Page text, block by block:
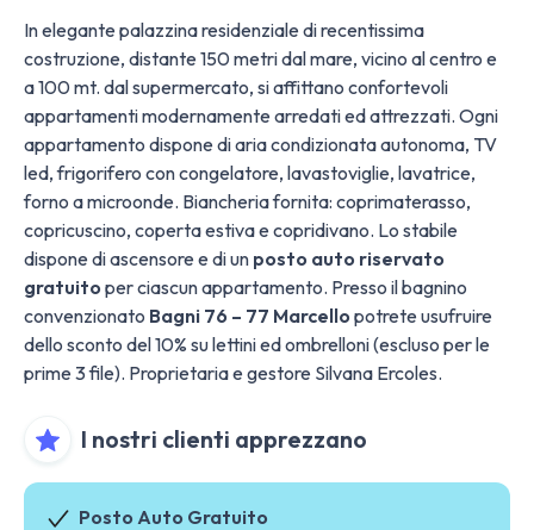
In elegante palazzina residenziale di recentissima
costruzione, distante 150 metri dal mare, vicino al centro e
a 100 mt. dal supermercato, si affittano confortevoli
appartamenti modernamente arredati ed attrezzati. Ogni
appartamento dispone di aria condizionata autonoma, TV
led, frigorifero con congelatore, lavastoviglie, lavatrice,
forno a microonde. Biancheria fornita: coprimaterasso,
copricuscino, coperta estiva e copridivano. Lo stabile
dispone di ascensore e di un posto auto riservato
gratuito per ciascun appartamento. Presso il bagnino
convenzionato Bagni 76 – 77 Marcello potrete usufruire
dello sconto del 10% su lettini ed ombrelloni (escluso per le
prime 3 file). Proprietaria e gestore Silvana Ercoles.
I nostri clienti apprezzano
Posto Auto Gratuito